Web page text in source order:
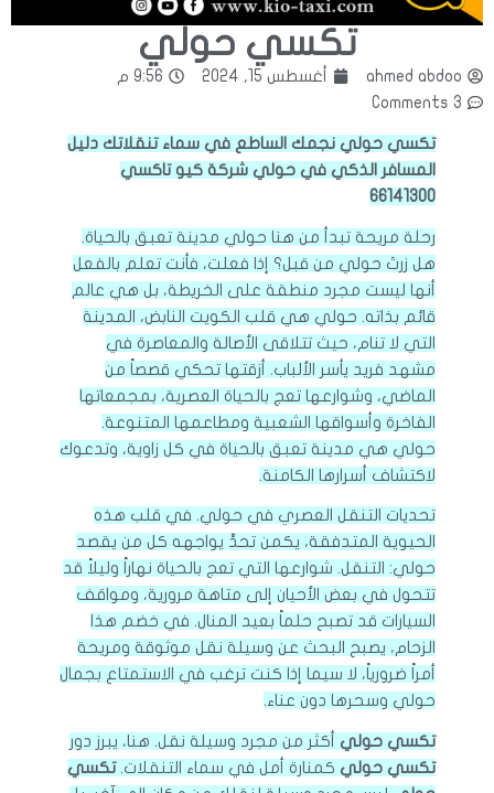
تكسي حولي
ahmed abdoo أغسطس 15, 2024
9:56 م
3 Comments
تكسي حولي نجمك الساطع في سماء تنقلاتك دليل
المسافر الذكي في حولي شركة كيو تاكسي
66141300
رحلة مريحة تبدأ من هنا حولي مدينة تعبق بالحياة.
هل زرتَ حولي من قبل؟ إذا فعلت، فأنت تعلم بالفعل
أنها ليست مجرد منطقة على الخريطة، بل هي عالم
قائم بذاته. حولي هي قلب الكويت النابض، المدينة
التي لا تنام، حيث تتلاقى الأصالة والمعاصرة في
مشهد فريد يأسر الألباب. أزقتها تحكي قصصاً من
الماضي، وشوارعها تعج بالحياة العصرية، بمجمعاتها
الفاخرة وأسواقها الشعبية ومطاعمها المتنوعة.
حولي هي مدينة تعبق بالحياة في كل زاوية، وتدعوك
لاكتشاف أسرارها الكامنة.
تحديات التنقل العصري في حولي. في قلب هذه
الحيوية المتدفقة، يكمن تحدٍّ يواجهه كل من يقصد
حولي: التنقل. شوارعها التي تعج بالحياة نهاراً وليلاً قد
تتحول في بعض الأحيان إلى متاهة مرورية، ومواقف
السيارات قد تصبح حلماً بعيد المنال. في خضم هذا
الزحام، يصبح البحث عن وسيلة نقل موثوقة ومريحة
أمراً ضرورياً، لا سيما إذا كنت ترغب في الاستمتاع بجمال
حولي وسحرها دون عناء.
تكسي حولي
أكثر من مجرد وسيلة نقل. هنا، يبرز دور
تكسي حولي كمنارة أمل في سماء التنقلات.تكسي